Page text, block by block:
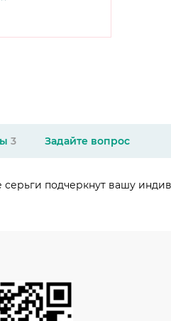
3 Задайте вопрос
подчеркнут вашу